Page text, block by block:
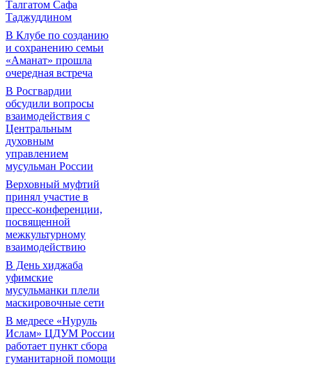
Талгатом Сафа
Таджуддином
В Клубе по созданию
и сохранению семьи
«Аманат» прошла
очередная встреча
В Росгвардии
обсудили вопросы
взаимодействия с
Центральным
духовным
управлением
мусульман России
Верховный муфтий
принял участие в
пресс-конференции,
посвященной
межкультурному
взаимодействию
В День хиджаба
уфимские
мусульманки плели
маскировочные сети
В медресе «Нуруль
Ислам» ЦДУМ России
работает пункт сбора
гуманитарной помощи